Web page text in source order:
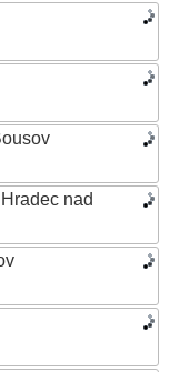
nad